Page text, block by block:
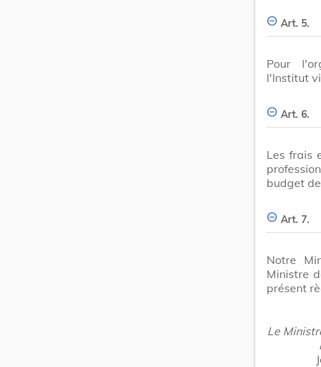
Art. 5.
Pour
l'Institut
Art. 6.
Les frais
budget
Art. 7.
Notre
Ministre
présent
Le